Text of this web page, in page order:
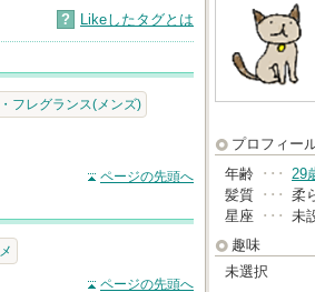
? Likeしたタグとは
フレグランス(メンズ)
ページの先頭へ
ページの先頭へ
プロフィー
年齢 ･･･ 29
髪質 ･･･ 柔
星座 ･･･ 未
趣味
未選択